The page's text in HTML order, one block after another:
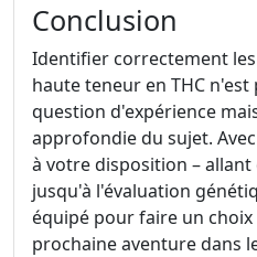
Conclusion
Identifier correctement
haute teneur en THC
question d'expérience
approfondie du sujet.
à votre disposition –
jusqu'à l'évaluation
équipé pour faire un
prochaine aventure dans